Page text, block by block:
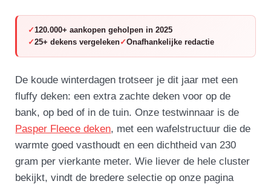
120.000+ aankopen geholpen in 2025
25+ dekens vergeleken
Onafhankelijke redactie
De koude winterdagen trotseer je dit jaar met een
fluffy deken: een extra zachte deken voor op de
bank, op bed of in de tuin. Onze testwinnaar is de
Pasper Fleece deken, met een wafelstructuur die de
warmte goed vasthoudt en een dichtheid van 230
gram per vierkante meter. Wie liever de hele cluster
bekijkt, vindt de bredere selectie op onze pagina